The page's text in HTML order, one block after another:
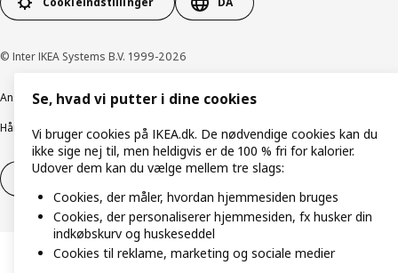
© Inter IKEA Systems B.V. 1999-2026
Ansvarlig rapporteringCookiepolitikDigital tilgængelighed
Håndtering af persondata
Salgs- og leveringsbetingelser
Fortryd dit køb af service
Se, hvad vi putter i dine cookies
Vi bruger cookies på IKEA.dk. De nødvendige cookies kan du
ikke sige nej til, men heldigvis er de 100 % fri for kalorier.
Udover dem kan du vælge mellem tre slags:
Cookies, der måler, hvordan hjemmesiden bruges
Cookies, der personaliserer hjemmesiden, fx husker din
indkøbskurv og huskeseddel
Cookies til reklame, marketing og sociale medier